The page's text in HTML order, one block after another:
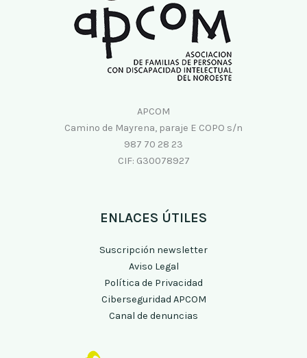
APCOM
Camino de Mayrena, paraje E COPO s/n
987 70 28 23
CIF: G30078927
ENLACES ÚTILES
Suscripción newsletter
Aviso Legal
Política de Privacidad
Ciberseguridad APCOM
Canal de denuncias